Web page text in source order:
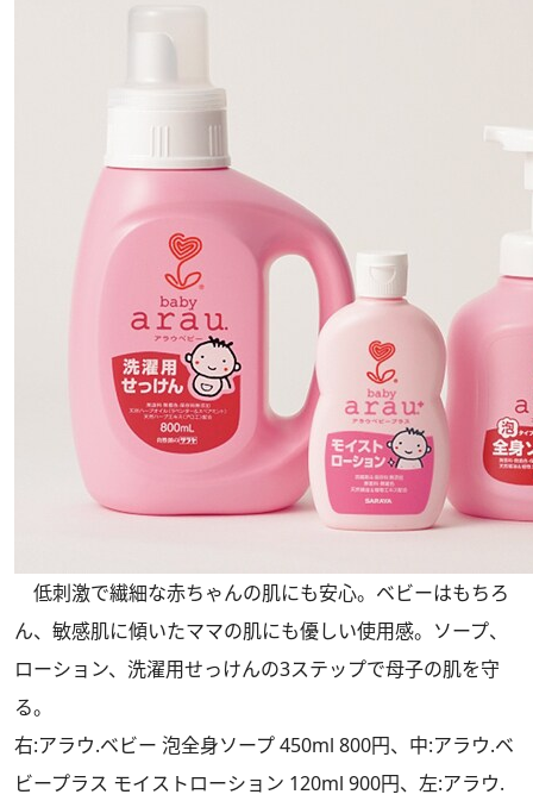
低刺激で繊細な赤ちゃんの肌にも安心。ベビーはもちろ
ん、敏感肌に傾いたママの肌にも優しい使用感。ソープ、
ローション、洗濯用せっけんの3ステップで母子の肌を守
る。
右:アラウ.ベビー 泡全身ソープ 450ml 800円、中:アラウ.ベ
ビープラス モイストローション 120ml 900円、左:アラウ.